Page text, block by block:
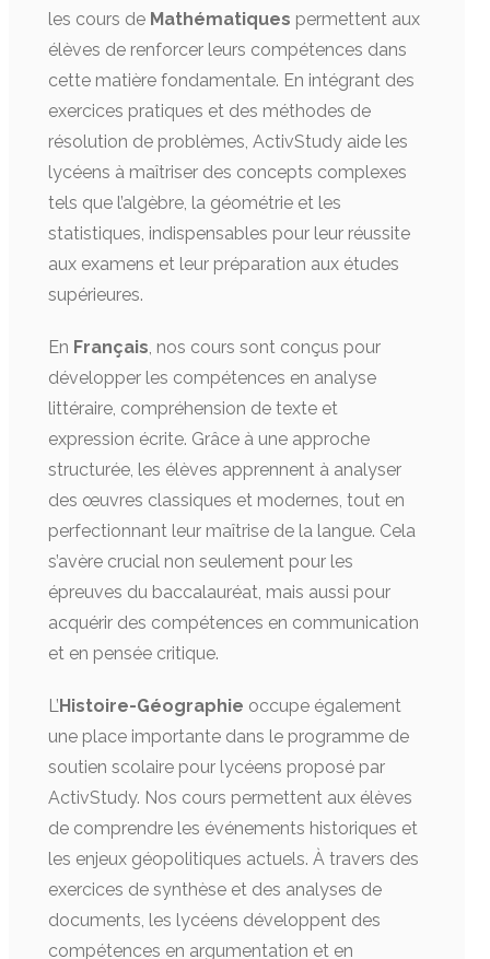
les cours de Mathématiques permettent aux
élèves de renforcer leurs compétences dans
cette matière fondamentale. En intégrant des
exercices pratiques et des méthodes de
résolution de problèmes, ActivStudy aide les
lycéens à maîtriser des concepts complexes
tels que l’algèbre, la géométrie et les
statistiques, indispensables pour leur réussite
aux examens et leur préparation aux études
supérieures.
En Français , nos cours sont conçus pour
développer les compétences en analyse
littéraire, compréhension de texte et
expression écrite. Grâce à une approche
structurée, les élèves apprennent à analyser
des œuvres classiques et modernes, tout en
perfectionnant leur maîtrise de la langue. Cela
s’avère crucial non seulement pour les
épreuves du baccalauréat, mais aussi pour
acquérir des compétences en communication
et en pensée critique.
L’Histoire-Géographie occupe également
une place importante dans le programme de
soutien scolaire pour lycéens proposé par
ActivStudy. Nos cours permettent aux élèves
de comprendre les événements historiques et
les enjeux géopolitiques actuels. À travers des
exercices de synthèse et des analyses de
documents, les lycéens développent des
compétences en argumentation et en